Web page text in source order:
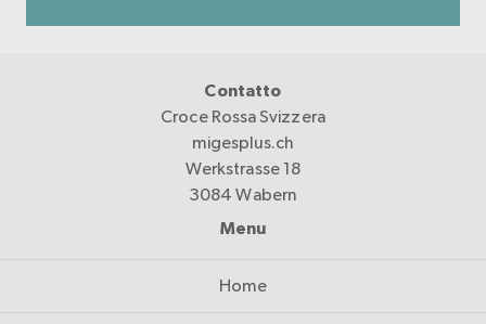
Contatto
Croce Rossa Svizzera
migesplus.ch
Werkstrasse 18
3084 Wabern
Menu
Home